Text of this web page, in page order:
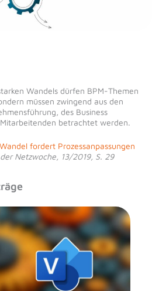
Wandels dürfen BPM-Themen
müssen zwingend aus den
des Business
betrachtet werden.
fordert Prozessanpassungen
Netzwoche, 13/2019, S. 29